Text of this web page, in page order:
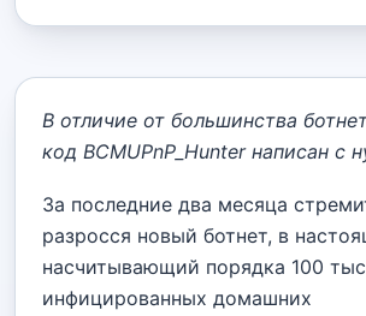
В отличие от большинства
код BCMUPnP_Hunter написан с
За последние два месяца
разросся новый ботнет, в
насчитывающий порядка 100
инфицированных домашних